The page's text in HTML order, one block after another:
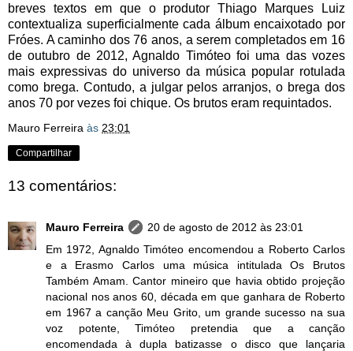
breves textos em que o produtor Thiago Marques Luiz
contextualiza superficialmente cada álbum encaixotado por
Fróes. A caminho dos 76 anos, a serem completados em 16
de outubro de 2012, Agnaldo Timóteo foi uma das vozes
mais expressivas do universo da música popular rotulada
como brega. Contudo, a julgar pelos arranjos, o brega dos
anos 70 por vezes foi chique. Os brutos eram requintados.
Mauro Ferreira às 23:01
Compartilhar
13 comentários:
Mauro Ferreira
20 de agosto de 2012 às 23:01
Em 1972, Agnaldo Timóteo encomendou a Roberto Carlos
e a Erasmo Carlos uma música intitulada Os Brutos
Também Amam. Cantor mineiro que havia obtido projeção
nacional nos anos 60, década em que ganhara de Roberto
em 1967 a canção Meu Grito, um grande sucesso na sua
voz potente, Timóteo pretendia que a canção
encomendada à dupla batizasse o disco que lançaria